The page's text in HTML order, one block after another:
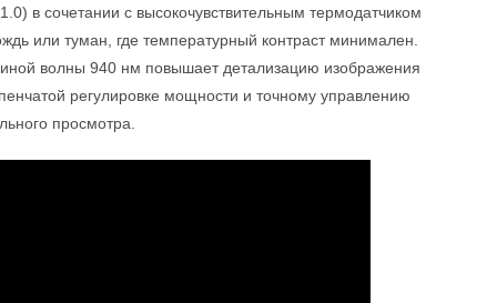
в сочетании с высокочувствительным термодатчиком
или туман, где температурный контраст минимален.
волны 940 нм повышает детализацию изображения
регулировке мощности и точному управлению
просмотра.